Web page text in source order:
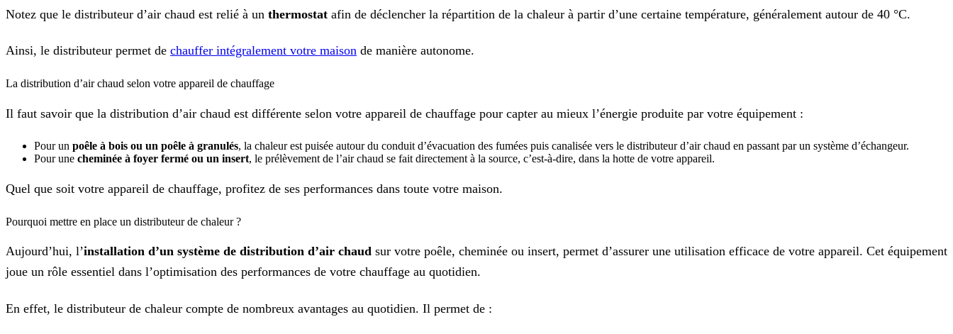
Notez que le distributeur d’air chaud est relié à un thermostat afin de déclencher la répartition de la chaleur à partir d’une certaine température, généralement autour de 40 °C.
Ainsi, le distributeur permet de chauffer intégralement votre maison de manière autonome.
La distribution d’air chaud selon votre appareil de chauffage
Il faut savoir que la distribution d’air chaud est différente selon votre appareil de chauffage pour capter au mieux l’énergie produite par votre équipement :
Pour un poêle à bois ou un poêle à granulés, la chaleur est puisée autour du conduit d’évacuation des fumées puis canalisée vers le distributeur d’air chaud en passant par un système d’échangeur.
Pour une cheminée à foyer fermé ou un insert, le prélèvement de l’air chaud se fait directement à la source, c’est-à-dire, dans la hotte de votre appareil.
Quel que soit votre appareil de chauffage, profitez de ses performances dans toute votre maison.
Pourquoi mettre en place un distributeur de chaleur ?
Aujourd’hui, l’installation d’un système de distribution d’air chaud sur votre poêle, cheminée ou insert, permet d’assurer une utilisation efficace de votre appareil. Cet équipement
joue un rôle essentiel dans l’optimisation des performances de votre chauffage au quotidien.
En effet, le distributeur de chaleur compte de nombreux avantages au quotidien. Il permet de :